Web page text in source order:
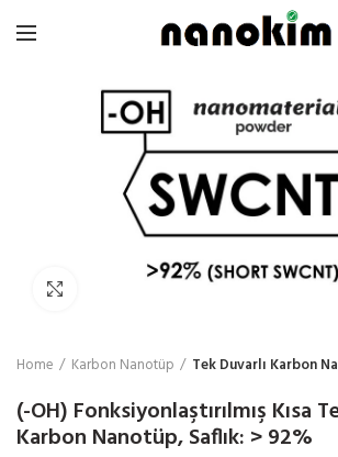
Home Karbon Nanotüp Tek Duvarlı Karbon
(-OH) Fonksiyonlaştırılmış Kısa
Karbon Nanotüp, Saflık: > 92%